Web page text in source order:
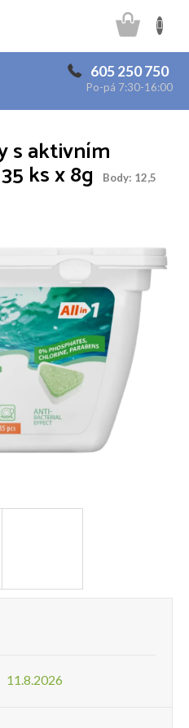
605 250 750
Po-pá 7:30-16:00
košík
s aktivním
ks x 8g Body: 12,5
11.8.2026